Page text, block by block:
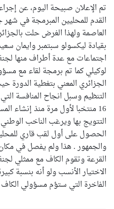
تم الإعلان صبيحة اليوم، عن
القدم للمحليين المبرمجة في شهر
العاصمة ولهذا الغرض حلت
بقيادة ليكسولو سبتمبر وايمان
اجتماعات مع عدة أطراف منها
لوكيلي كما تم برمجة لقاء مع
الجزائري المعني بتغطية
التنظيم وسبل انجاح المنافسة
16 منتخبا لأول مرة منذ إنشاء
التتويج بها ويرغب الناخب
الحصول على أول لقب قاري
والجمهور . هذا ولم يفصل في
القرعة وتقوم الكاف مع ممثلي
الاختيار الأنسب ولو أنه بنسبة
الفاخرة التي ستؤم مسؤولي الكاف